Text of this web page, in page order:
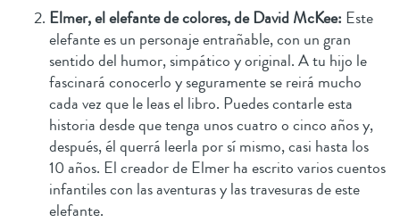
Elmer, el elefante de colores, de David McKee: Este
elefante es un personaje entrañable, con un gran
sentido del humor, simpático y original. A tu hijo le
fascinará conocerlo y seguramente se reirá mucho
cada vez que le leas el libro. Puedes contarle esta
historia desde que tenga unos cuatro o cinco años y,
después, él querrá leerla por sí mismo, casi hasta los
10 años. El creador de Elmer ha escrito varios cuentos
infantiles con las aventuras y las travesuras de este
elefante.